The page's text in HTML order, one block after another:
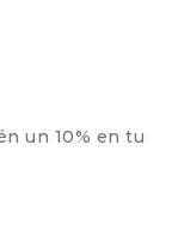
un 10% en tu